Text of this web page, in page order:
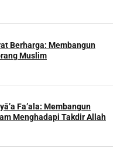
Berharga: Membangun
Muslim
Fa’ala: Membangun
Menghadapi Takdir Allah